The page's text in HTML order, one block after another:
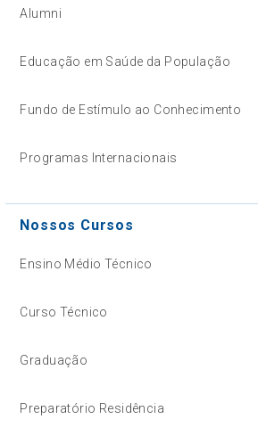
Alumni
Educação em Saúde da População
Fundo de Estímulo ao Conhecimento
Programas Internacionais
Nossos Cursos
Ensino Médio Técnico
Curso Técnico
Graduação
Preparatório Residência